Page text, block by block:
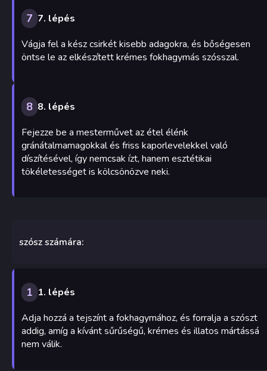
7 7. lépés
Vágja fel a kész csirkét kisebb adagokra, és bőségesen
öntse le az elkészített krémes fokhagymás szósszal.
8 8. lépés
Fejezze be a mesterművet az étel élénk
gránátalmamagokkal és friss kaporlevelekkel való
díszítésével, így nemcsak ízt, hanem esztétikai
tökéletességet is kölcsönözve neki.
szósz számára:
1 1. lépés
Adja hozzá a tejszínt a fokhagymához, és forralja a szószt
addig, amíg a kívánt sűrűségű, krémes és illatos mártássá
nem válik.